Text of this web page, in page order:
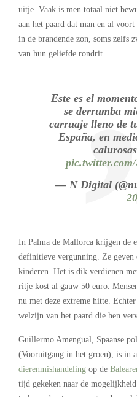
uitje. Vaak is men totaal niet
aan het paard dat man en al
in de brandende zon, soms zelfs
van hun geliefde rondrit.
Este es el
se derrumba
carruaje lleno de
España, en
— N Digital
In Palma de Mallorca krijgen de
definitieve vergunning. Ze geven
kinderen. Het is dik verdienen
ritje kost al gauw 50 euro.
nu met deze extreme hitte.
welzijn van het paard die hen
Guillermo Amengual, Spaanse
(Vooruitgang in het groen), is in
dierenmishandeling op de
tijd gekeken naar de